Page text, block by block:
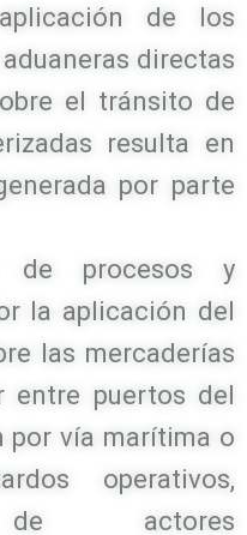
de los
directas
el tránsito de
resulta en
por parte
de procesos y
la aplicación del
las mercaderías
entre puertos del
por vía marítima o
operativos,
de actores